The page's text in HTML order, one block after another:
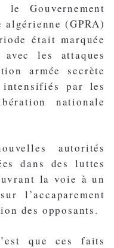
le Gouvernement
(GPRA)
était marquée
les attaques
armée secrète
par les
nationale
autorités
dans des luttes
la voie à un
l’accaparement
des opposants.
que ces faits